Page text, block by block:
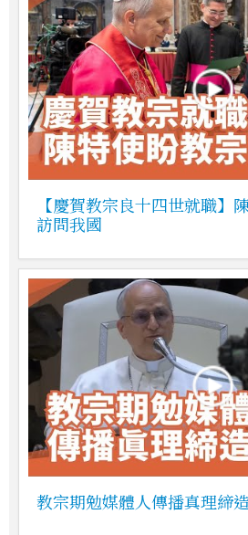
【慶賀教宗良十四世就職】
訪問我國
教宗期勉媒體人傳播真理締